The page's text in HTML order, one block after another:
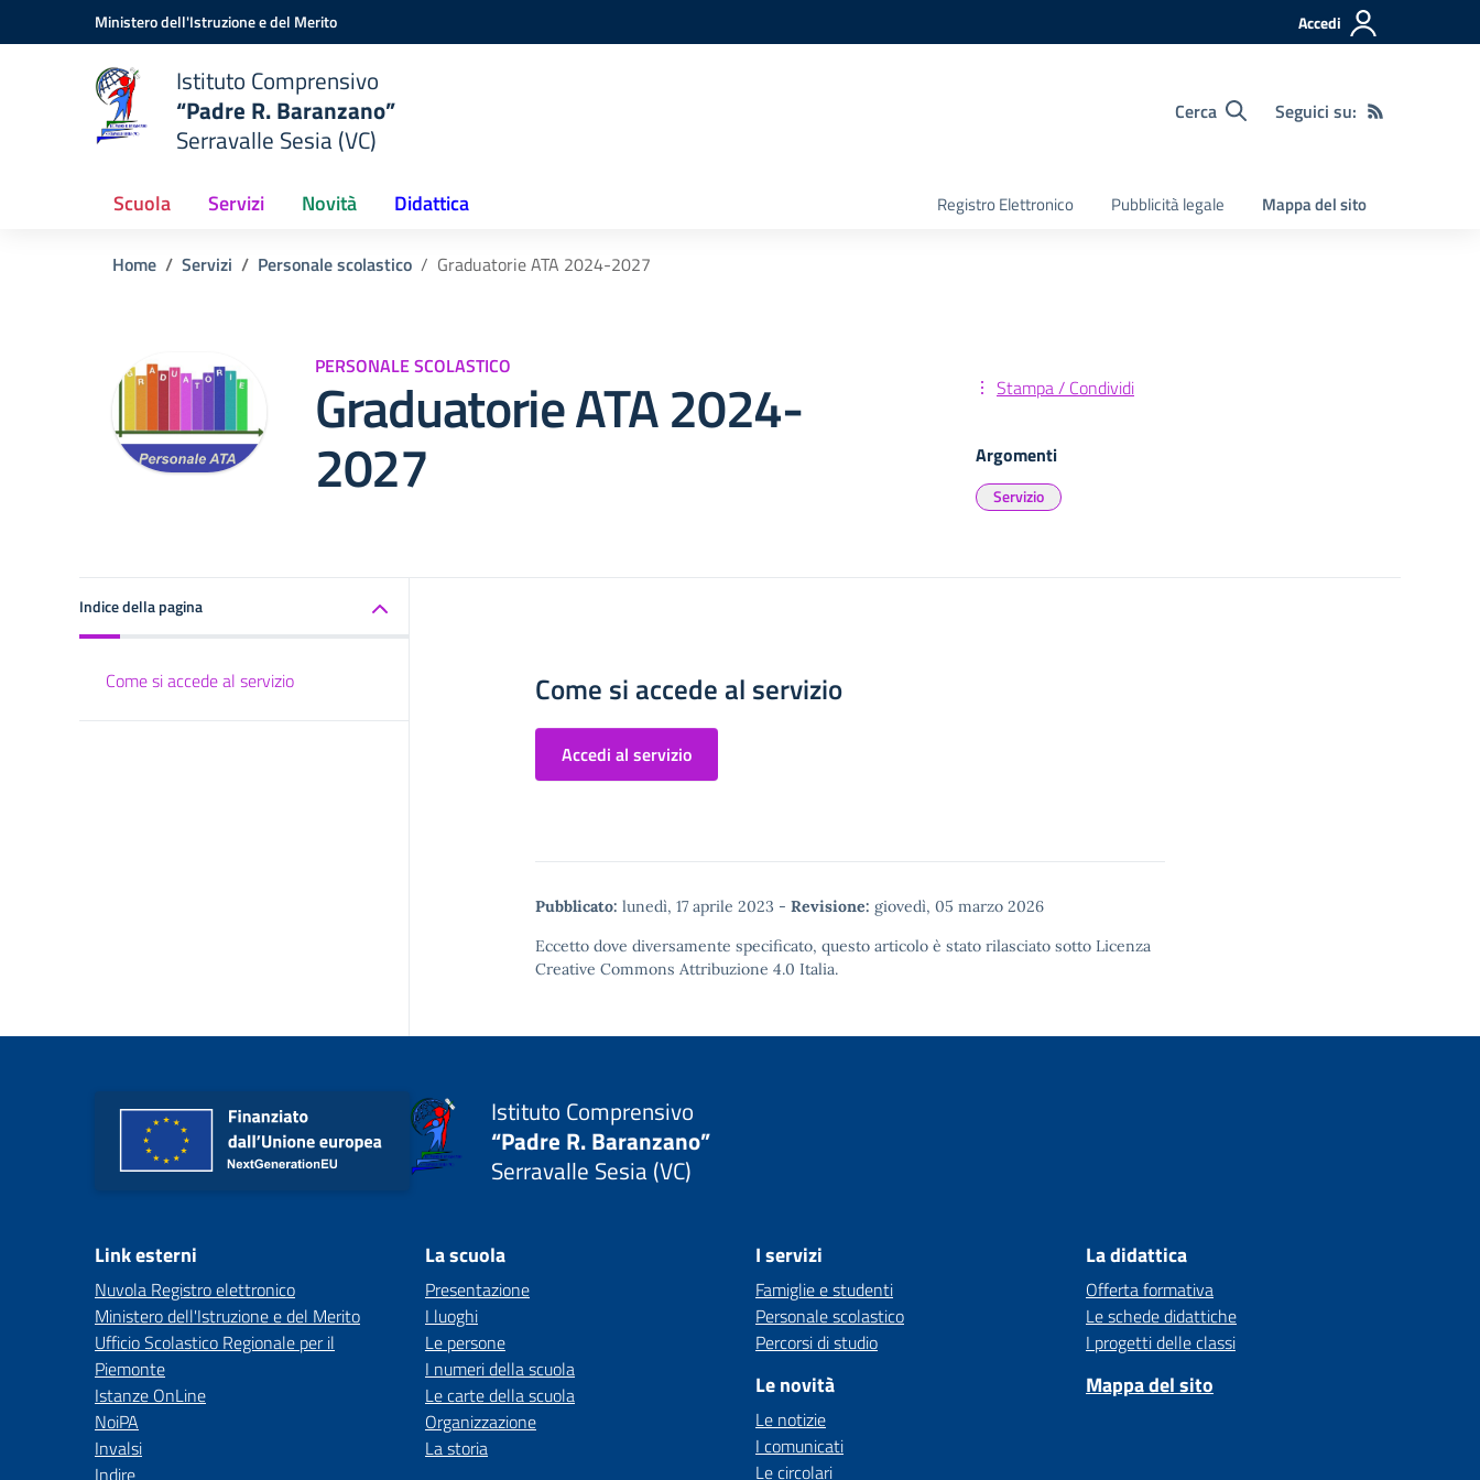
Vai ai contenuti
Vai al menu di navigazioneMinistero dell'Istruzione e del Merito Accedi
Istituto Comprensivo
“Padre R. Baranzano”
Serravalle Sesia (VC)
Cerca Seguici su:
Scuola Servizi Novità Didattica Registro Elettronico Pubblicità legale Mappa del sito
Home Servizi Personale scolastico Graduatorie ATA 2024-2027
PERSONALE SCOLASTICO
Graduatorie ATA 2024-
2027
Stampa / Condividi
Argomenti
Servizio
Indice della pagina
Come si accede al servizio Come si accede al servizio
Accedi al servizio
Pubblicato: lunedì, 17 aprile 2023 - Revisione: giovedì, 05 marzo 2026
Eccetto dove diversamente specificato, questo articolo è stato rilasciato sotto Licenza
Creative Commons Attribuzione 4.0 Italia.
Istituto Comprensivo
“Padre R. Baranzano”
Serravalle Sesia (VC)
Link esterni
Nuvola Registro elettronico
Ministero dell'Istruzione e del Merito
Ufficio Scolastico Regionale per il
Piemonte
Istanze OnLine
NoiPA
Invalsi
Indire
La scuola
Presentazione
I luoghi
Le persone
I numeri della scuola
Le carte della scuola
Organizzazione
La storia
I servizi
Famiglie e studenti
Personale scolastico
Percorsi di studio
Le novità
Le notizie
I comunicati
Le circolari
La didattica
Offerta formativa
Le schede didattiche
I progetti delle classi
Mappa del sito